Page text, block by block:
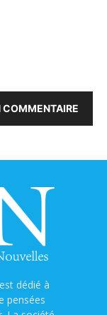
COMMENTAIRE
dédié à
pensées